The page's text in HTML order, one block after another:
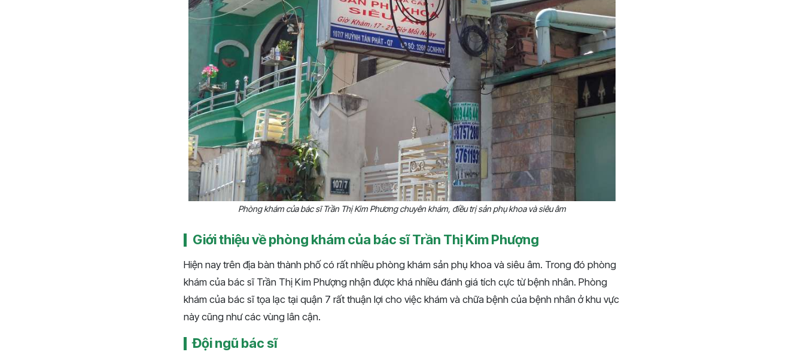
Phòng khám của bác sĩ Trần Thị Kim Phương chuyên khám, điều trị sản phụ khoa và siêu âm
Giới thiệu về phòng khám của bác sĩ Trần Thị Kim Phượng
Hiện nay trên địa bàn thành phố có rất nhiều phòng khám sản phụ khoa và siêu âm. Trong đó phòng
khám của bác sĩ Trần Thị Kim Phượng nhận được khá nhiều đánh giá tích cực từ bệnh nhân. Phòng
khám của bác sĩ tọa lạc tại quận 7 rất thuận lợi cho việc khám và chữa bệnh của bệnh nhân ở khu vực
này cũng như các vùng lân cận.
Đội ngũ bác sĩ